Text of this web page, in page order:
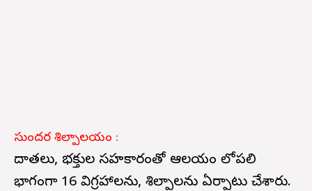
సుందర శిల్పాలయం :
దాతలు, భక్తుల సహకారంతో ఆలయం లోపలి
భాగంగా 16 విగ్రహాలను, శిల్పాలను ఏర్పాటు చేశారు.